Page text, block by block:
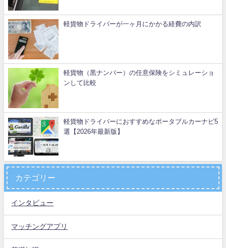
軽貨物ドライバーが一ヶ月にかかる経費の内訳
軽貨物（黒ナンバー）の任意保険をシミュレーショ
ンして比較
軽貨物ドライバーにおすすめなポータブルカーナビ5
選【2026年最新版】
カテゴリー
インタビュー
マッチングアプリ